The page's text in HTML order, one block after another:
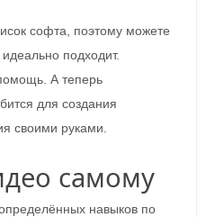
софта, поэтому можете
подходит.
А теперь
для создания
своими руками.
самому
навыков по